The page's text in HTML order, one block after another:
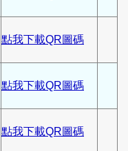
點我下載QR圖碼
點我下載QR圖碼
點我下載QR圖碼